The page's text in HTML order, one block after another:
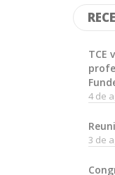
TCE
4 de
3 de